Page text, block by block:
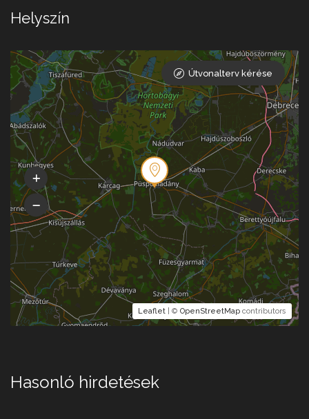
Helyszín
Leaflet | © OpenStreetMap contributors
Útvonalterv kérése
Hasonló hirdetések